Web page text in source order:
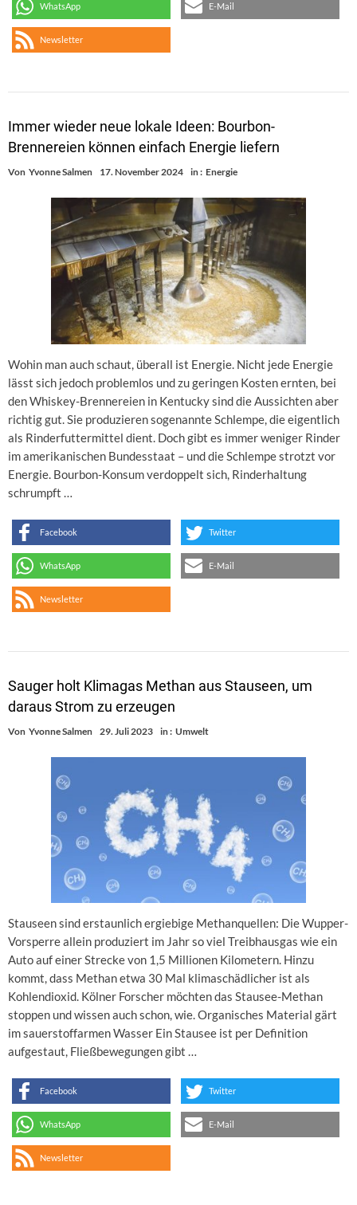
WhatsApp E-Mail
Newsletter
Immer wieder neue lokale Ideen: Bourbon-
Brennereien können einfach Energie liefern
Von Yvonne Salmen 17. November 2024 in : Energie
Wohin man auch schaut, überall ist Energie. Nicht jede Energie
lässt sich jedoch problemlos und zu geringen Kosten ernten, bei
den Whiskey-Brennereien in Kentucky sind die Aussichten aber
richtig gut. Sie produzieren sogenannte Schlempe, die eigentlich
als Rinderfuttermittel dient. Doch gibt es immer weniger Rinder
im amerikanischen Bundesstaat – und die Schlempe strotzt vor
Energie. Bourbon-Konsum verdoppelt sich, Rinderhaltung
schrumpft …
Facebook Twitter
WhatsApp E-Mail
Newsletter
Sauger holt Klimagas Methan aus Stauseen, um
daraus Strom zu erzeugen
Von Yvonne Salmen 29. Juli 2023 in : Umwelt
Stauseen sind erstaunlich ergiebige Methanquellen: Die Wupper-
Vorsperre allein produziert im Jahr so viel Treibhausgas wie ein
Auto auf einer Strecke von 1,5 Millionen Kilometern. Hinzu
kommt, dass Methan etwa 30 Mal klimaschädlicher ist als
Kohlendioxid. Kölner Forscher möchten das Stausee-Methan
stoppen und wissen auch schon, wie. Organisches Material gärt
im sauerstoffarmen Wasser Ein Stausee ist per Definition
aufgestaut, Fließbewegungen gibt …
Facebook Twitter
WhatsApp E-Mail
Newsletter